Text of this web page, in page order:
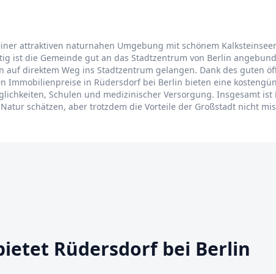
attraktiven naturnahen Umgebung mit schönem
ist die Gemeinde gut an das Stadtzentrum von Berlin
direktem Weg ins Stadtzentrum gelangen. Dank des guten
Immobilienpreise in Rüdersdorf bei Berlin bieten eine
Schulen und medizinischer Versorgung. Insgesamt ist
schätzen, aber trotzdem die Vorteile der Großstadt nicht
Rüdersdorf bei Berlin